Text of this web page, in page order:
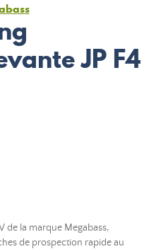
JP F4
de la marque Megabass,
de prospection rapide au